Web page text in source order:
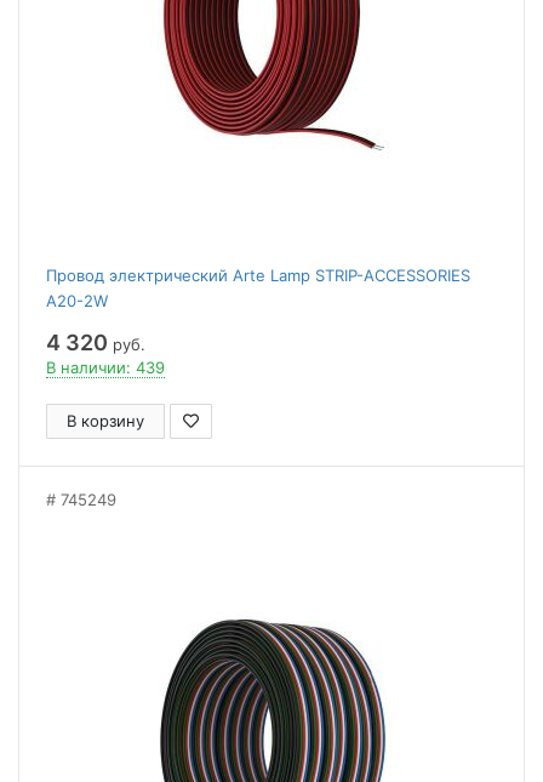
Провод электрический Arte Lamp STRIP-ACCESSORIES
A20-2W
4 320 руб.
В наличии: 439
В корзину
745249